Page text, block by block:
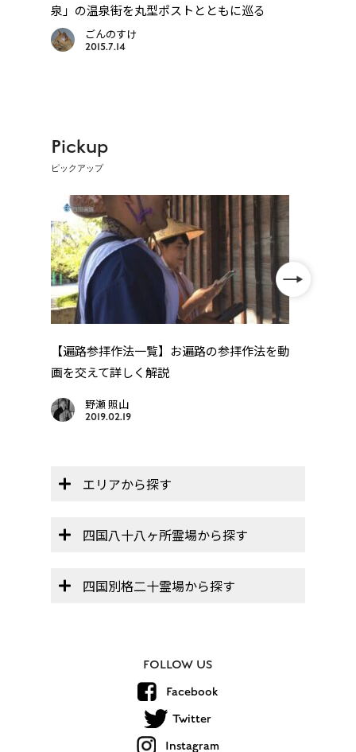
泉」の温泉街を丸型ポストとともに巡る
ごんのすけ
2015.7.14
Pickup
ピックアップ
【遍路参拝作法一覧】お遍路の参拝作法を動
画を交えて詳しく解説
野瀬 照山
2019.02.19
エリアから探す
四国八十八ヶ所霊場から探す
四国別格二十霊場から探す
FOLLOW US
Facebook
Twitter
Instagram